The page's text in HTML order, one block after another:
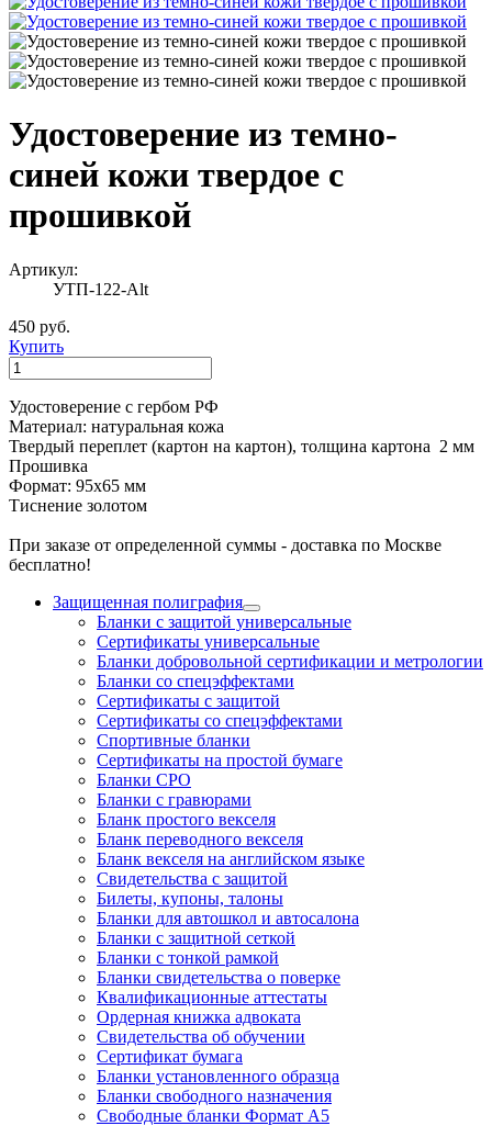
Удостоверение из темно-
синей кожи твердое с
прошивкой
Артикул:
УТП-122-Alt
450 руб.
Купить
Удостоверение с гербом РФ
Материал: натуральная кожа
Твердый переплет (картон на картон), толщина картона 2 мм
Прошивка
Формат: 95х65 мм
Тиснение золотом
При заказе от определенной суммы - доставка по Москве
бесплатно!
Защищенная полиграфия
Бланки с защитой универсальные
Сертификаты универсальные
Бланки добровольной сертификации и метрологии
Бланки со спецэффектами
Сертификаты с защитой
Сертификаты со спецэффектами
Спортивные бланки
Cертификаты на простой бумаге
Бланки СРО
Бланки с гравюрами
Бланк простого векселя
Бланк переводного векселя
Бланк векселя на английском языке
Свидетельства с защитой
Билеты, купоны, талоны
Бланки для автошкол и автосалона
Бланки с защитной сеткой
Бланки с тонкой рамкой
Бланки свидетельства о поверке
Квалификационные аттестаты
Ордерная книжка адвоката
Свидетельства об обучении
Сертификат бумага
Бланки установленного образца
Бланки свободного назначения
Свободные бланки Формат А5